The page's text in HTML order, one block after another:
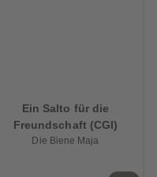
Ein Salto für die
Freundschaft (CGI)
Die Biene Maja